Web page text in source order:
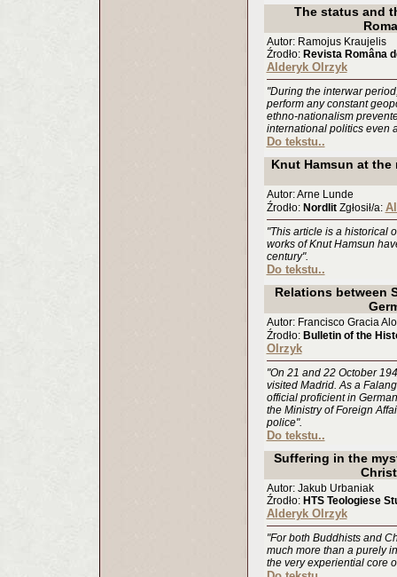
The status and
Autor: Ramojus Kraujelis
Źrodło: Revista Româna
Alderyk Olrzyk
"During the interwar
perform any constant
ethno-nationalism
international politics even
Do tekstu..
Knut Hamsun at
Autor: Arne Lunde
Źrodło: NordlitZgłosił/a:
"This article is a historical
works of Knut Hamsun
century".
Do tekstu..
Relations between
Autor: Francisco Gracia
Źrodło: Bulletin of the
Olrzyk
"On 21 and 22 October
visited Madrid. As a
official proficient in
the Ministry of Foreign
police".
Do tekstu..
Suffering in the
Autor: Jakub Urbaniak
Źrodło: HTS Teologiese
Alderyk Olrzyk
"For both Buddhists and
much more than a purely
the very experiential core